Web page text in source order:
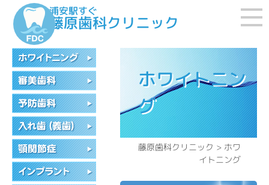
浦安駅すぐ
藤原歯科クリニック
ホワイトニン
グ
藤原歯科クリニック > ホワ
イトニング